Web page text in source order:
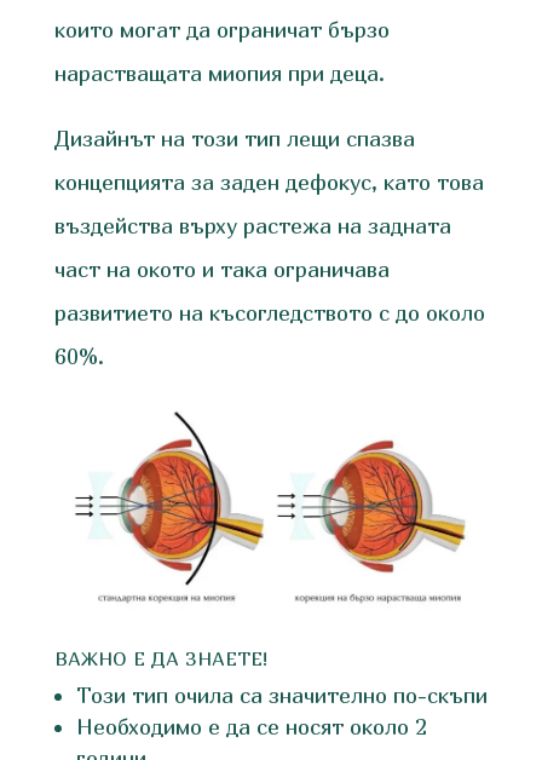
които могат да ограничат бързо
нарастващата миопия при деца.
Дизайнът на този тип лещи спазва
концепцията за заден дефокус, като това
въздейства върху растежа на задната
част на окото и така ограничава
развитието на късогледството с до около
60%.
ВАЖНО Е ДА ЗНАЕТЕ!
Този тип очила са значително по-скъпи
Необходимо е да се носят около 2